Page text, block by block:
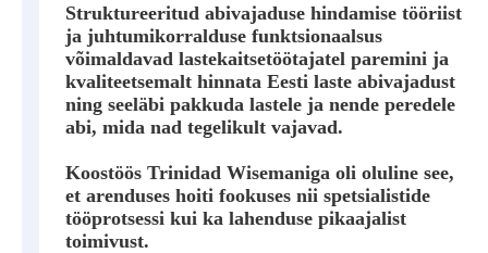
Struktureeritud abivajaduse hindamise tööriist
ja juhtumikorralduse funktsionaalsus
võimaldavad lastekaitsetöötajatel paremini ja
kvaliteetsemalt hinnata Eesti laste abivajadust
ning seeläbi pakkuda lastele ja nende peredele
abi, mida nad tegelikult vajavad.
Koostöös Trinidad Wisemaniga oli oluline see,
et arenduses hoiti fookuses nii spetsialistide
tööprotsessi kui ka lahenduse pikaajalist
toimivust.